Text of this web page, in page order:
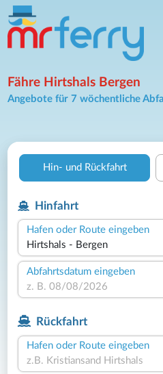
Fähre Hirtshals Bergen
Angebote für 7 wöchentliche
Hin- und Rückfahrt
Hinfahrt
Hafen oder Route eingeben
Abfahrtsdatum eingeben
Rückfahrt
Hafen oder Route eingeben